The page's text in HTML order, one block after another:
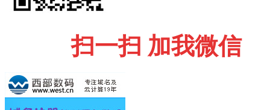
扫一扫 加我微信